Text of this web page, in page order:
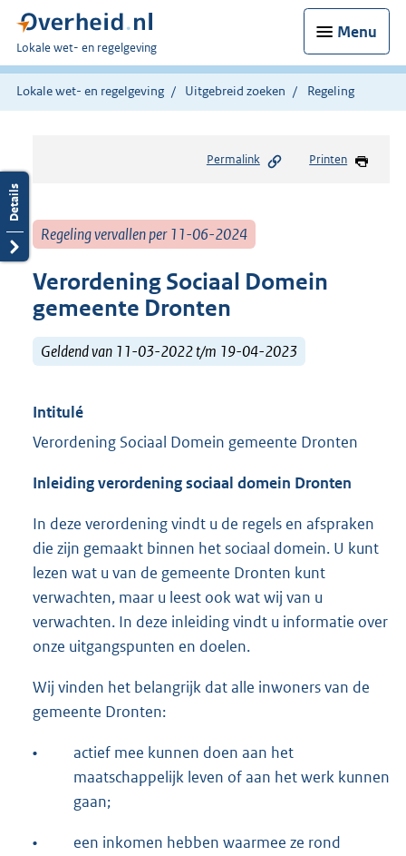
Menu
U
bent
hier:
Lokale wet- en regelgeving
Lokale wet- en regelgeving Uitgebreid zoeken Regeling
Permalink Printen
Regeling vervallen per 11-06-2024
Verordening Sociaal Domein
gemeente Dronten
Geldend van 11-03-2022 t/m 19-04-2023
Intitulé
Verordening Sociaal Domein gemeente Dronten
Inleiding verordening sociaal domein Dronten
In deze verordening vindt u de regels en afspraken
die zijn gemaakt binnen het sociaal domein. U kunt
lezen wat u van de gemeente Dronten kunt
verwachten, maar u leest ook wat wij van u
verwachten. In deze inleiding vindt u informatie over
onze uitgangspunten en doelen.
Wij vinden het belangrijk dat alle inwoners van de
gemeente Dronten:
•
actief mee kunnen doen aan het
maatschappelijk leven of aan het werk kunnen
gaan;
•
een inkomen hebben waarmee ze rond